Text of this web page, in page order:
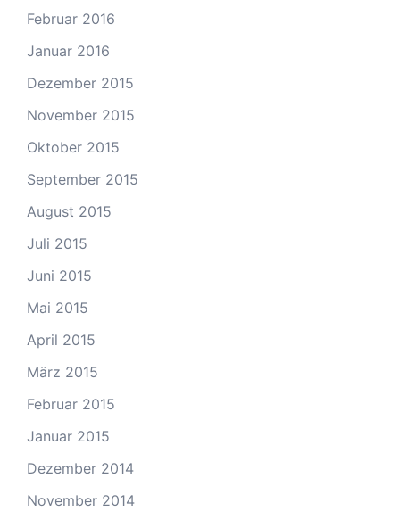
Februar 2016
Januar 2016
Dezember 2015
November 2015
Oktober 2015
September 2015
August 2015
Juli 2015
Juni 2015
Mai 2015
April 2015
März 2015
Februar 2015
Januar 2015
Dezember 2014
November 2014